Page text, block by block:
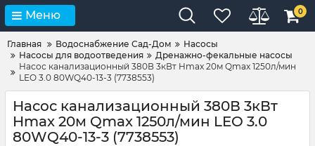
Меню 0
Главная Водоснабжение Сад-Дом
Насосы
Насосы для водоотведения
Дренажно-фекальные насосы
Насос канализационный 380В 3кВт Hmax 20м Qmax 1250л/мин
LEO 3.0 80WQ40-13-3 (7738553)
Насос канализационный 380В 3кВт
Hmax 20м Qmax 1250л/мин LEO 3.0
80WQ40-13-3 (7738553)